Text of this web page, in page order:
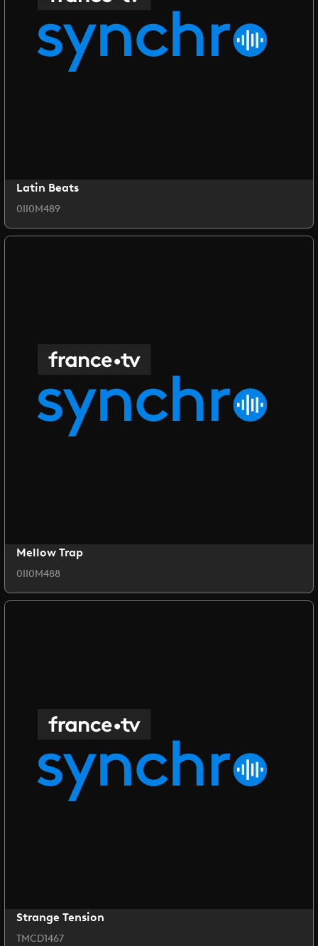
Latin Beats
0II0M489
Mellow Trap
0II0M488
Strange Tension
TMCD1467